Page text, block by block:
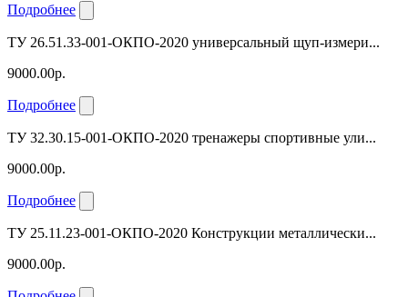
Подробнее
ТУ 26.51.33-001-ОКПО-2020 универсальный щуп-измери...
9000.00р.
Подробнее
ТУ 32.30.15-001-ОКПО-2020 тренажеры спортивные ули...
9000.00р.
Подробнее
ТУ 25.11.23-001-ОКПО-2020 Конструкции металлически...
9000.00р.